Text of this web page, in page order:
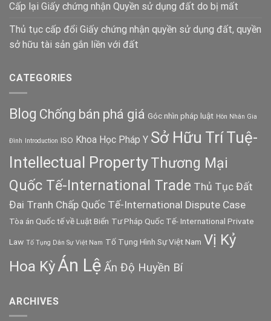
Cấp lại Giấy chứng nhận Quyền sử dụng đất do bị mất
Thủ tục cấp đổi Giấy chứng nhận quyền sử dụng đất, quyền
sở hữu tài sản gắn liền với đất
CATEGORIES
Blog Chống bán phá giá Góc nhìn pháp luật Hôn Nhân Gia
Đình Introduction ISO Khoa Học Pháp Y Sở Hữu Trí Tuệ-
Intellectual PropertyThương Mại
Quốc Tế-International Trade Thủ Tục Đất
Đai Tranh Chấp Quốc Tế-International Dispute Case
Tòa án Quốc tế về Luật Biển Tư Pháp Quốc Tế- International Private
Law Tố Tụng Dân Sự Việt Nam Tố Tụng Hình Sự Việt Nam Vị Kỷ
Hoa KỳÁn Lệ Ấn Độ Huyền Bí
ARCHIVES